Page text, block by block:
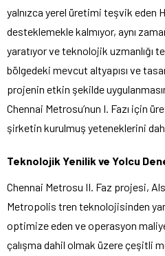
yalnızca yerel üretimi teşvik eden
desteklemekle kalmıyor, aynı
yaratıyor ve teknolojik uzmanlığı
bölgedeki mevcut altyapısı ve
projenin etkin şekilde
Chennai Metrosu’nun I. Fazı için
şirketin kurulmuş yeteneklerini
Teknolojik Yenilik ve Yolcu
Chennai Metrosu II. Faz projesi,
Metropolis tren teknolojisinden
optimize eden ve operasyon
çalışma dahil olmak üzere çeşitli